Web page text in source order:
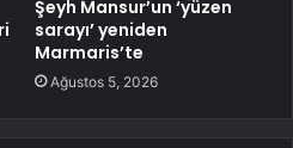
Şeyh Mansur’un ‘yüzen
sarayı’ yeniden
Marmaris’te
Ağustos 5, 2026